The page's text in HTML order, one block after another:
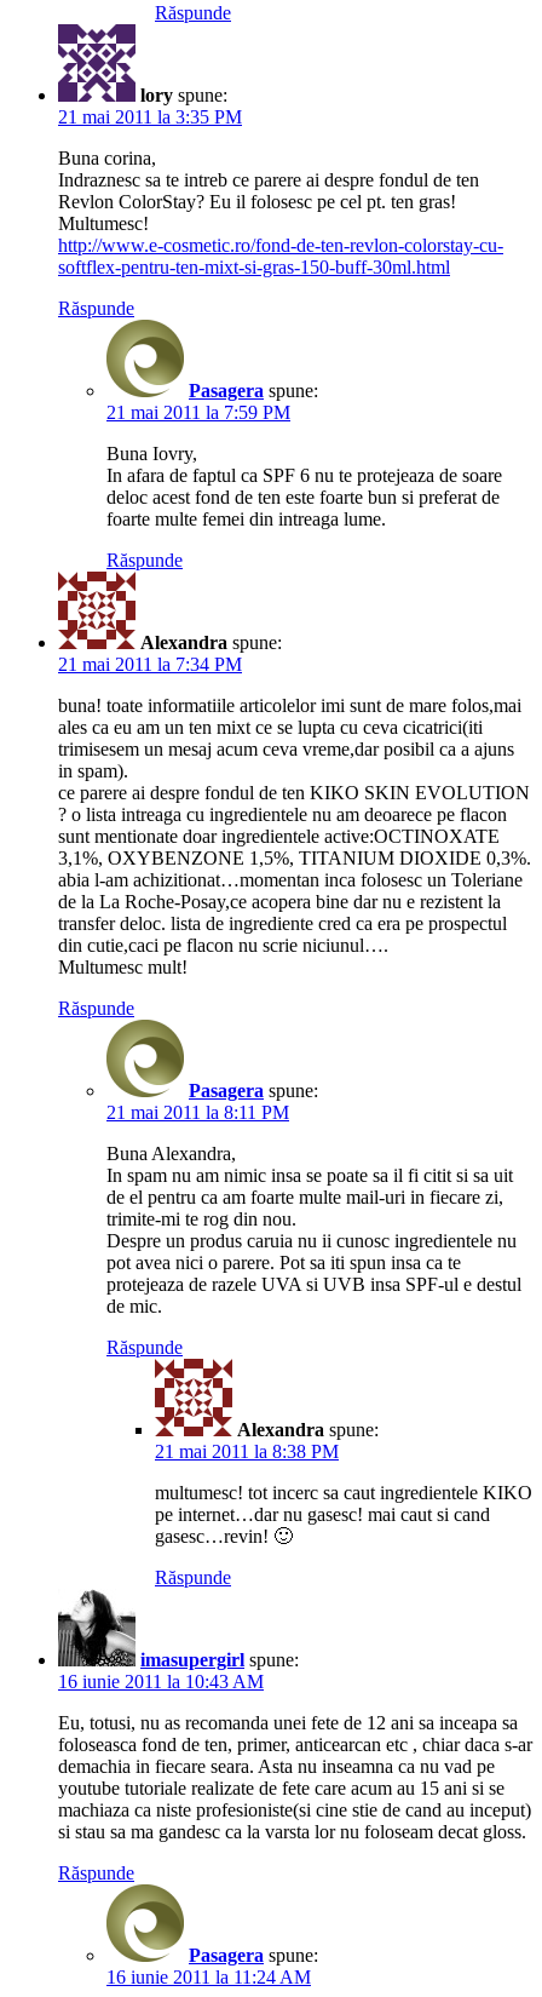
Răspunde
lory spune:
21 mai 2011 la 3:35 PM
Buna corina,
Indraznesc sa te intreb ce parere ai despre fondul de ten
Revlon ColorStay? Eu il folosesc pe cel pt. ten gras!
Multumesc!
http://www.e-cosmetic.ro/fond-de-ten-revlon-colorstay-cu-
softflex-pentru-ten-mixt-si-gras-150-buff-30ml.html
Răspunde
Pasagera spune:
21 mai 2011 la 7:59 PM
Buna Iovry,
In afara de faptul ca SPF 6 nu te protejeaza de soare
deloc acest fond de ten este foarte bun si preferat de
foarte multe femei din intreaga lume.
Răspunde
Alexandra spune:
21 mai 2011 la 7:34 PM
buna! toate informatiile articolelor imi sunt de mare folos,mai
ales ca eu am un ten mixt ce se lupta cu ceva cicatrici(iti
trimisesem un mesaj acum ceva vreme,dar posibil ca a ajuns
in spam).
ce parere ai despre fondul de ten KIKO SKIN EVOLUTION
? o lista intreaga cu ingredientele nu am deoarece pe flacon
sunt mentionate doar ingredientele active:OCTINOXATE
3,1%, OXYBENZONE 1,5%, TITANIUM DIOXIDE 0,3%.
abia l-am achizitionat…momentan inca folosesc un Toleriane
de la La Roche-Posay,ce acopera bine dar nu e rezistent la
transfer deloc. lista de ingrediente cred ca era pe prospectul
din cutie,caci pe flacon nu scrie niciunul….
Multumesc mult!
Răspunde
Pasagera spune:
21 mai 2011 la 8:11 PM
Buna Alexandra,
In spam nu am nimic insa se poate sa il fi citit si sa uit
de el pentru ca am foarte multe mail-uri in fiecare zi,
trimite-mi te rog din nou.
Despre un produs caruia nu ii cunosc ingredientele nu
pot avea nici o parere. Pot sa iti spun insa ca te
protejeaza de razele UVA si UVB insa SPF-ul e destul
de mic.
Răspunde
Alexandra spune:
21 mai 2011 la 8:38 PM
multumesc! tot incerc sa caut ingredientele KIKO
pe internet…dar nu gasesc! mai caut si cand
gasesc…revin! 🙂
Răspunde
imasupergirl spune:
16 iunie 2011 la 10:43 AM
Eu, totusi, nu as recomanda unei fete de 12 ani sa inceapa sa
foloseasca fond de ten, primer, anticearcan etc , chiar daca s-ar
demachia in fiecare seara. Asta nu inseamna ca nu vad pe
youtube tutoriale realizate de fete care acum au 15 ani si se
machiaza ca niste profesioniste(si cine stie de cand au inceput)
si stau sa ma gandesc ca la varsta lor nu foloseam decat gloss.
Răspunde
Pasagera spune:
16 iunie 2011 la 11:24 AM